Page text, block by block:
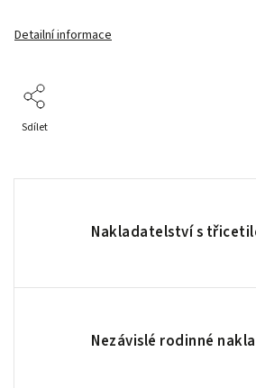
Detailní informace
Sdílet
Nakladatelství s
Nezávislé rodinné